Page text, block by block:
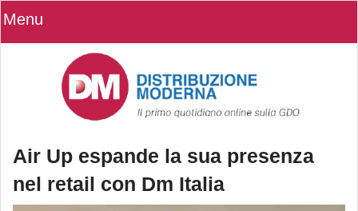
Menu
Air Up espande la sua presenza
nel retail con Dm Italia